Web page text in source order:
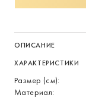
ОПИСАНИЕ
ХАРАКТЕРИСТИКИ
Размер (см):
Материал: